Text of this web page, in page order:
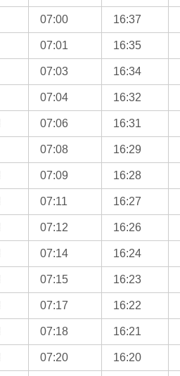
07:00 16:37
07:01 16:35
07:03 16:34
07:04 16:32
07:06 16:31
07:08 16:29
07:09 16:28
07:11 16:27
07:12 16:26
07:14 16:24
07:15 16:23
07:17 16:22
07:18 16:21
07:20 16:20